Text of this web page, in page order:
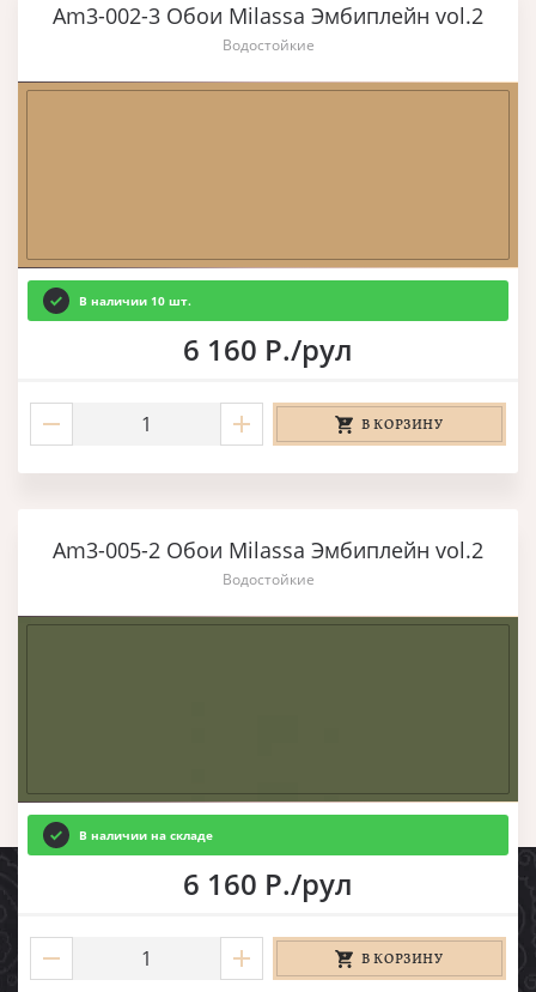
Am3-002-3 Обои Milassa Эмбиплейн vol.2
Водостойкие
В наличии 10 шт.
6 160 Р./рул
В КОРЗИНУ
Am3-005-2 Обои Milassa Эмбиплейн vol.2
Водостойкие
В наличии на складе
6 160 Р./рул
В КОРЗИНУ